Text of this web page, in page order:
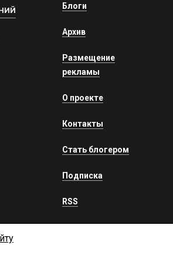
Блоги
Архив
Размещение
рекламы
О проекте
Контакты
Стать блогером
Подписка
RSS